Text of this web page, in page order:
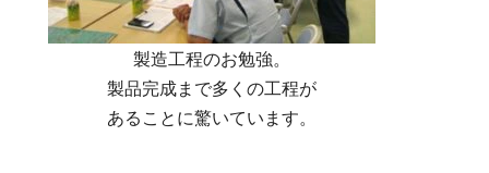
製造工程のお勉強。
製品完成まで多くの工程が
あることに驚いています。